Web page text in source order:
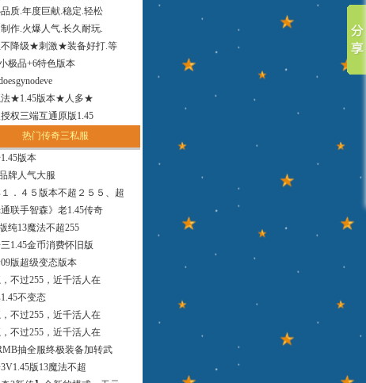
品质.年度巨献.稳定.轻松
作.火爆人气.长久耐玩.
不降级★刺激★装备好打.等
极品+6特色版本
法★1.45版本★人多★
权三端互通原版1.45
热门传奇三私服
版本
牌人气大服
．４５版本不超２５５、超
通联手智森》老1.45传奇
纯13魔法不超255
1.45金币消费怀旧版
版超级变态版本
，不过255，近千活人在
不变态
，不过255，近千活人在
，不过255，近千活人在
抽全服终极装备加转武
版13魔法不超